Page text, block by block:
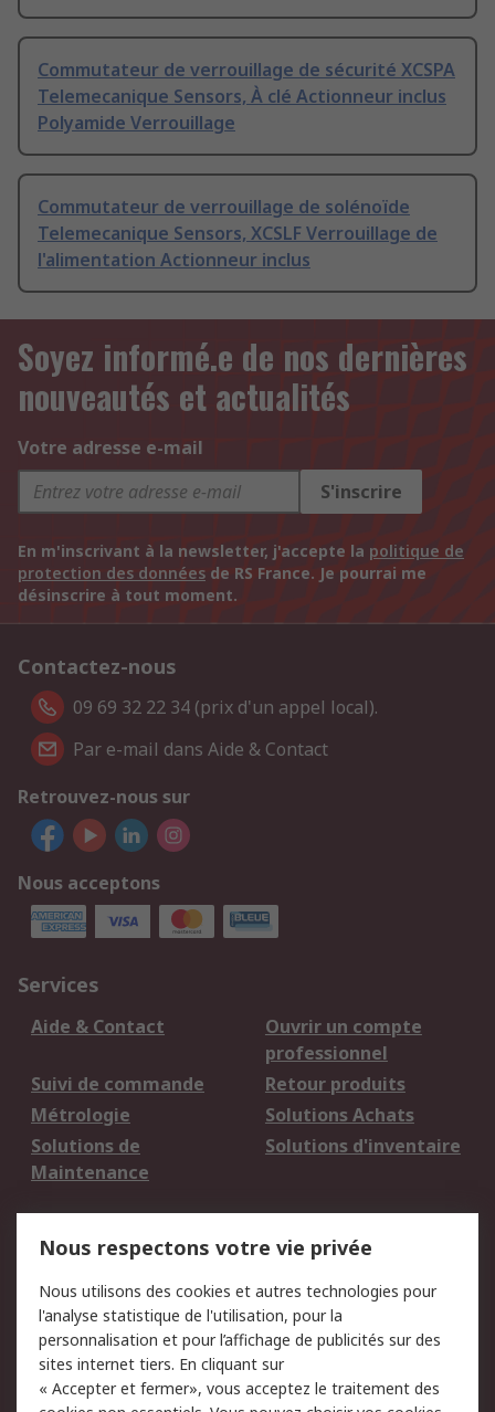
Commutateur de verrouillage de sécurité XCSPA
Telemecanique Sensors, À clé Actionneur inclus
Polyamide Verrouillage
Commutateur de verrouillage de solénoïde
Telemecanique Sensors, XCSLF Verrouillage de
l'alimentation Actionneur inclus
Soyez informé.e de nos dernières
nouveautés et actualités
Votre adresse e-mail
S'inscrire
En m'inscrivant à la newsletter, j'accepte la politique de
protection des données de RS France. Je pourrai me
désinscrire à tout moment.
Contactez-nous
09 69 32 22 34 (prix d'un appel local).
Par e-mail dans Aide & Contact
Retrouvez-nous sur
Nous acceptons
Services
Aide & Contact
Ouvrir un compte
professionnel
Suivi de commande
Retour produits
Métrologie
Solutions Achats
Solutions de
Maintenance
Solutions d'inventaire
du site
Politique de protection
des données - Mise à
jour
Sécurité des E-mails
Nous respectons votre vie privée
Nous utilisons des cookies et autres technologies pour
l'analyse statistique de l'utilisation, pour la
personnalisation et pour l’affichage de publicités sur des
sites internet tiers. En cliquant sur
« Accepter et fermer», vous acceptez le traitement des